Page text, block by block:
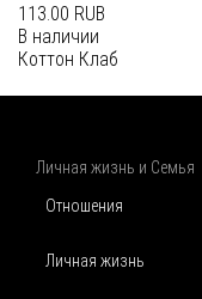
113.00 RUB
В наличии
Коттон Клаб
Личная жизнь и Семья
Отношения
Личная жизнь